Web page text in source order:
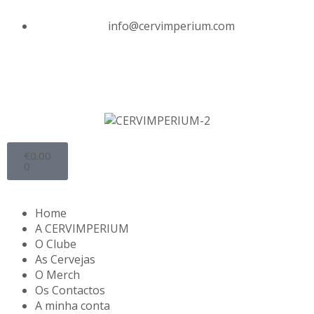
info@cervimperium.com
€0.00
0
Home
A CERVIMPERIUM
O Clube
As Cervejas
O Merch
Os Contactos
A minha conta